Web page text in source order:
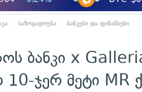
საზოგადოება ბანკები და ფინანსები
ბანკი x
10-ჯერ მეტი MR